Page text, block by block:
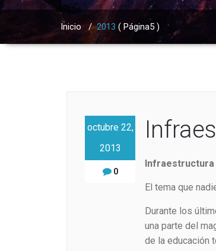
Inicio/2013 ( Página5 )
octubre 22,
2013
0
El tema que
Durante los
una parte del
de la educación